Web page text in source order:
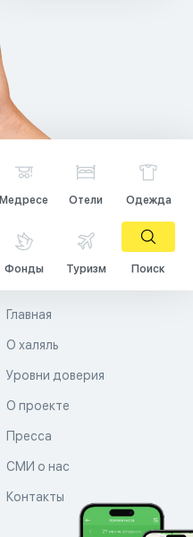
Медресе Отели Одежда
Фонды Туризм Поиск
Главная
О халяль
Уровни доверия
О проекте
Пресса
СМИ о нас
Контакты